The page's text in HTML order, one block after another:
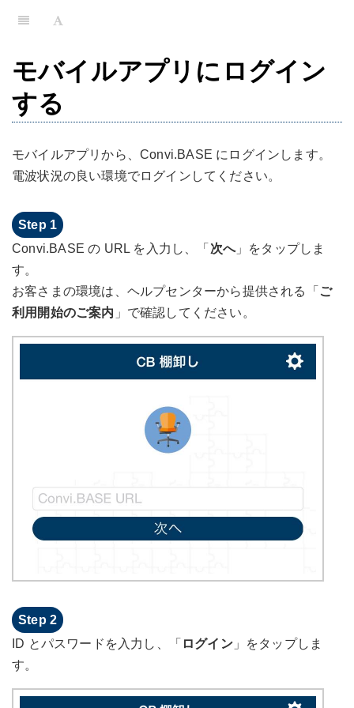
モバイルアプリにログイン
する
モバイルアプリから、Convi.BASE にログインします。
電波状況の良い環境でログインしてください。
Convi.BASE の URL を入力し、「 次へ」をタップしま
す。
お客さまの環境は、ヘルプセンターから提供される「 ご
利用開始のご案内 」で確認してください。
ID とパスワードを入力し、「 ログイン」をタップしま
す。